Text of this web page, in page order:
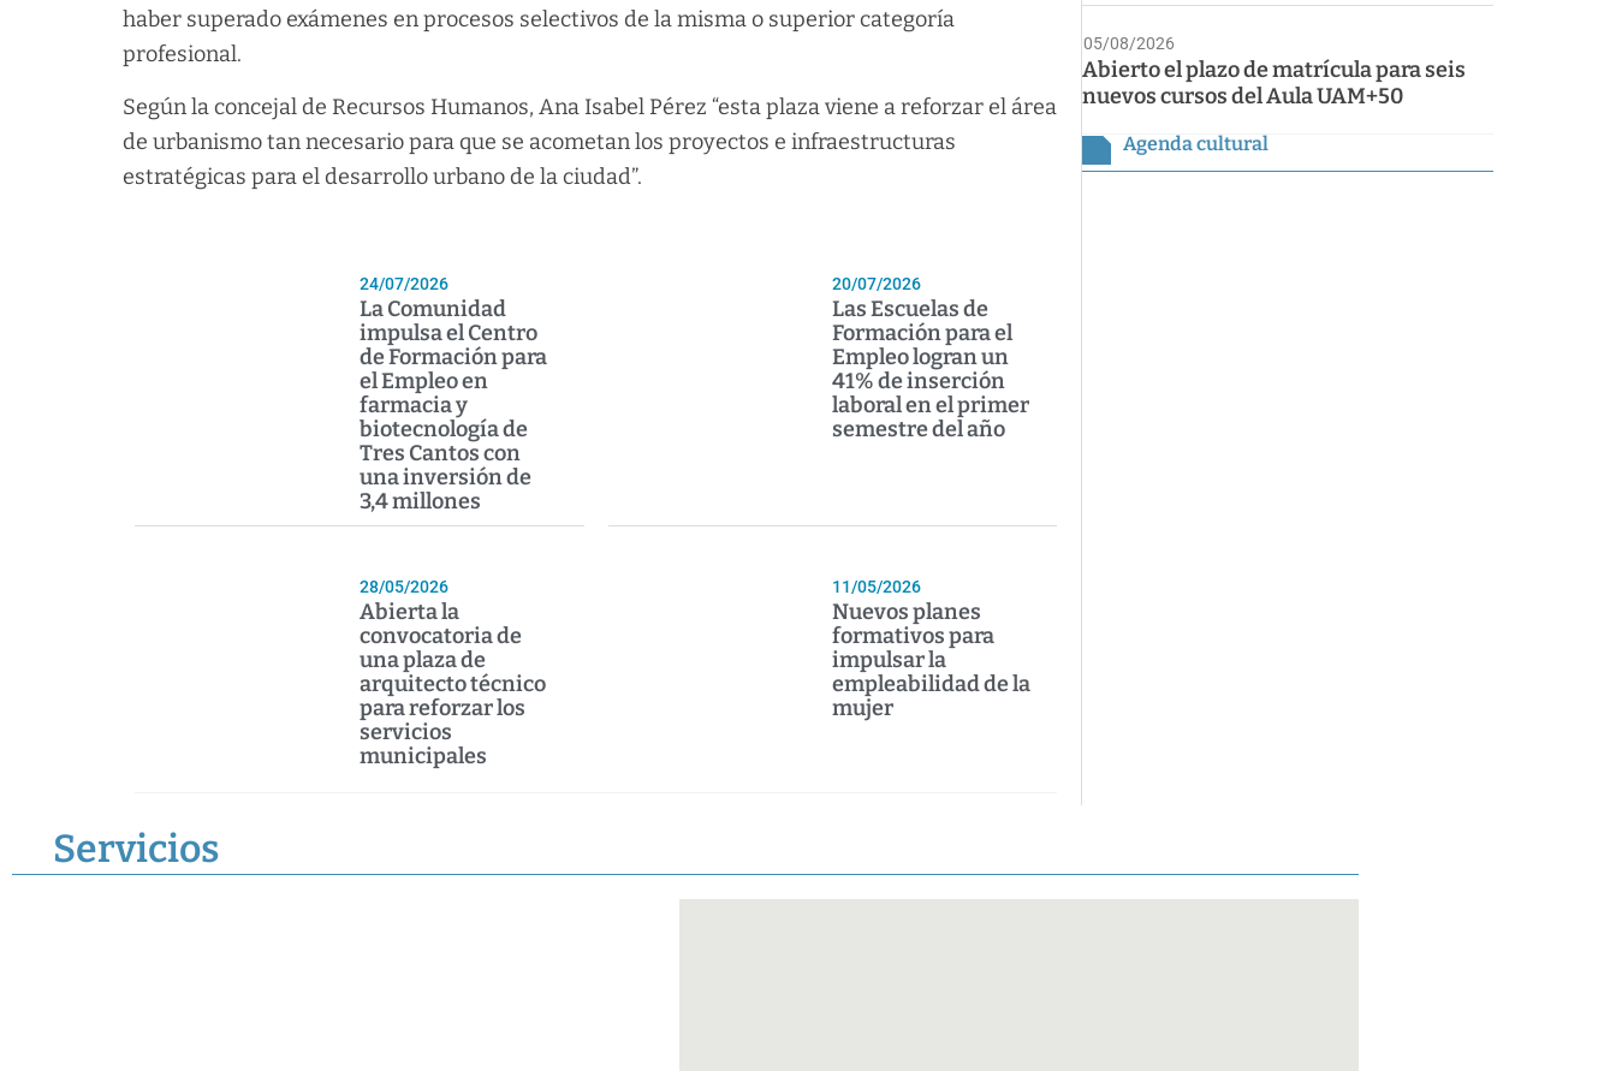
haber superado exámenes en procesos selectivos de la misma o superior categoría
profesional.
Según la concejal de Recursos Humanos, Ana Isabel Pérez “esta plaza viene a reforzar el área
de urbanismo tan necesario para que se acometan los proyectos e infraestructuras
estratégicas para el desarrollo urbano de la ciudad”.
24/07/2026
La Comunidad
impulsa el Centro
de Formación para
el Empleo en
farmacia y
biotecnología de
Tres Cantos con
una inversión de
3,4 millones
20/07/2026
Las Escuelas de
Formación para el
Empleo logran un
41% de inserción
laboral en el primer
semestre del año
28/05/2026
Abierta la
convocatoria de
una plaza de
arquitecto técnico
para reforzar los
servicios
municipales
11/05/2026
Nuevos planes
formativos para
impulsar la
empleabilidad de la
mujer
05/08/2026
Abierto el plazo de matrícula para seis
nuevos cursos del Aula UAM+50
Agenda cultural
Servicios